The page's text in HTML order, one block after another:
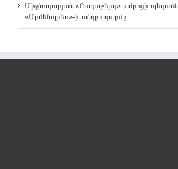
Միջնադարյան «Բաղաբերդ» ամրոցի
«Արմենպրես»-ի անդրադարձը